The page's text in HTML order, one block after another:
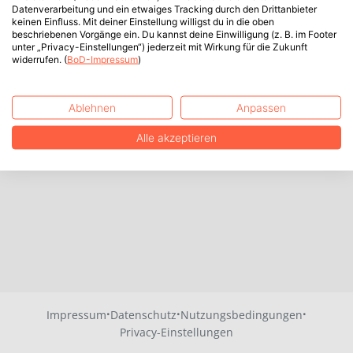
Impressum·Datenschutz·Nutzungsbedingungen·
Privacy-Einstellungen
Datenverarbeitung und ein etwaiges Tracking durch den Drittanbieter
keinen Einfluss. Mit deiner Einstellung willigst du in die oben
beschriebenen Vorgänge ein. Du kannst deine Einwilligung (z. B. im Footer
unter „Privacy-Einstellungen“) jederzeit mit Wirkung für die Zukunft
widerrufen. (BoD-Impressum)
Ablehnen Anpassen
Alle akzeptieren